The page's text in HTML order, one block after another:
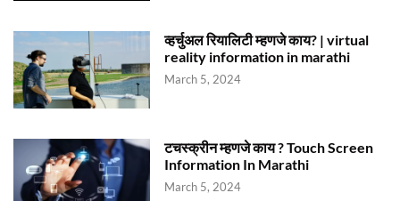
व्हर्चुअल रियालिटी म्हणजे काय? | virtual
reality information in marathi
March 5, 2024
टचस्क्रीन म्हणजे काय ? Touch Screen
Information In Marathi
March 5, 2024